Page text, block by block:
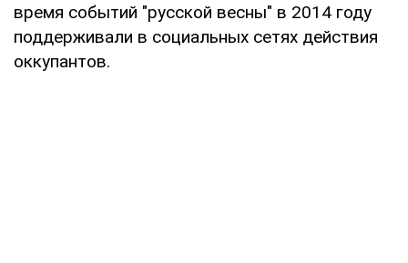
время событий "русской весны" в 2014 году
поддерживали в социальных сетях действия
оккупантов.